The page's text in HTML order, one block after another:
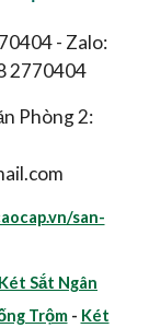
- Zalo:
2770404
Phòng 2:
san-
Két Sắt Ngân
Trộm- Két